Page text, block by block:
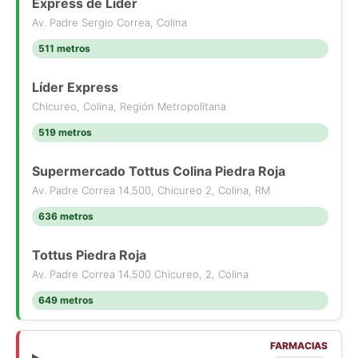
Amplio Jardín formado
Piscina de 6x3
Gastos comunes $ 200.000
Contribuciones $ 830.000
* NO DUDES EN VISITAR CON MGrealty
Av. Padre Sergio Correa, Colina
511 metros
Líder Express
Chicureo, Colina, Región Metropolitana
519 metros
Supermercado Tottus Colina Piedra Roja
Av. Padre Correa 14.500, Chicureo 2, Colina, RM
636 metros
Tottus Piedra Roja
Av. Padre Correa 14.500 Chicureo, 2, Colina
649 metros
FARMACIAS